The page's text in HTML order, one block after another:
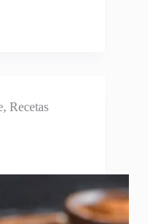
, Recetas